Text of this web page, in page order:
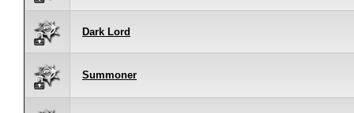
Dark Lord
Summoner